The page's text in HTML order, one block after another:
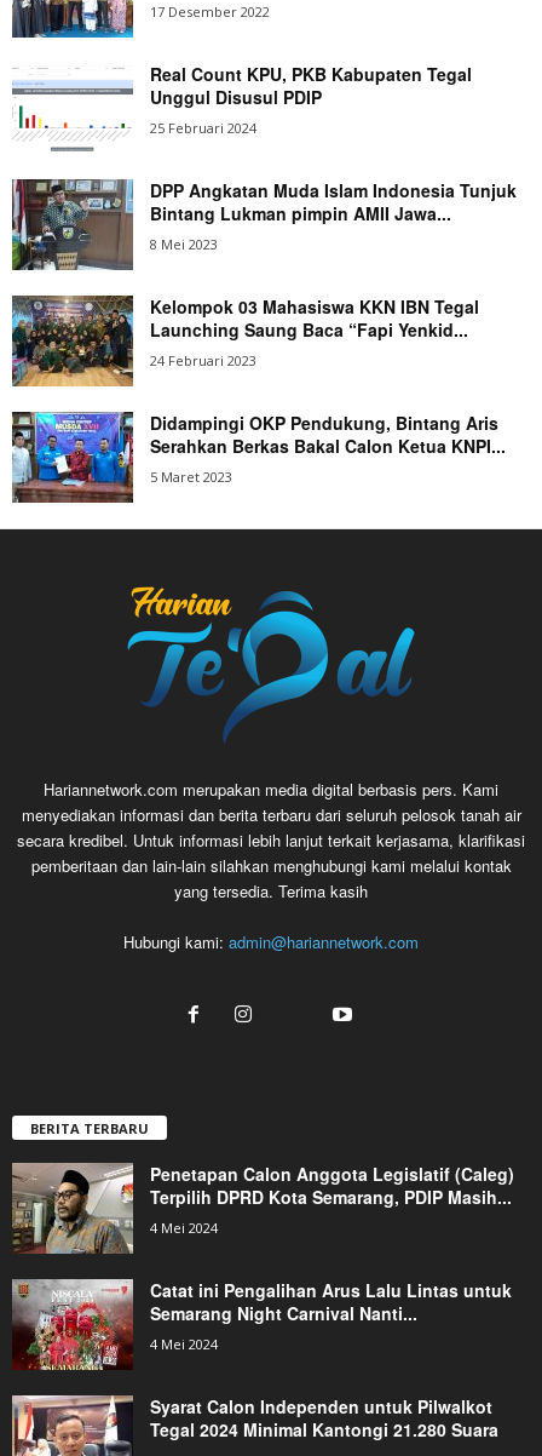
17 Desember 2022
Real Count KPU, PKB Kabupaten Tegal
Unggul Disusul PDIP
25 Februari 2024
DPP Angkatan Muda Islam Indonesia Tunjuk
Bintang Lukman pimpin AMII Jawa...
8 Mei 2023
Kelompok 03 Mahasiswa KKN IBN Tegal
Launching Saung Baca “Fapi Yenkid...
24 Februari 2023
Didampingi OKP Pendukung, Bintang Aris
Serahkan Berkas Bakal Calon Ketua KNPI...
5 Maret 2023
Hariannetwork.com merupakan media digital berbasis pers. Kami
menyediakan informasi dan berita terbaru dari seluruh pelosok tanah air
secara kredibel. Untuk informasi lebih lanjut terkait kerjasama, klarifikasi
pemberitaan dan lain-lain silahkan menghubungi kami melalui kontak
yang tersedia. Terima kasih
Hubungi kami: admin@hariannetwork.com
BERITA TERBARU
Penetapan Calon Anggota Legislatif (Caleg)
Terpilih DPRD Kota Semarang, PDIP Masih...
4 Mei 2024
Catat ini Pengalihan Arus Lalu Lintas untuk
Semarang Night Carnival Nanti...
4 Mei 2024
Syarat Calon Independen untuk Pilwalkot
Tegal 2024 Minimal Kantongi 21.280 Suara